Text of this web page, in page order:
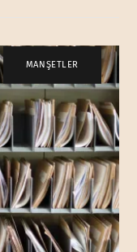
MANŞETLER